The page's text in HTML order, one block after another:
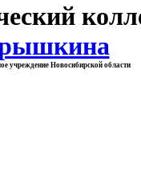
учреждение Новосибирской области